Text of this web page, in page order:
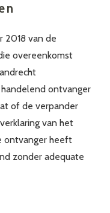
2018 van de
overeenkomst
ontvanger
of de verpander
van het
ontvanger heeft
zonder adequate